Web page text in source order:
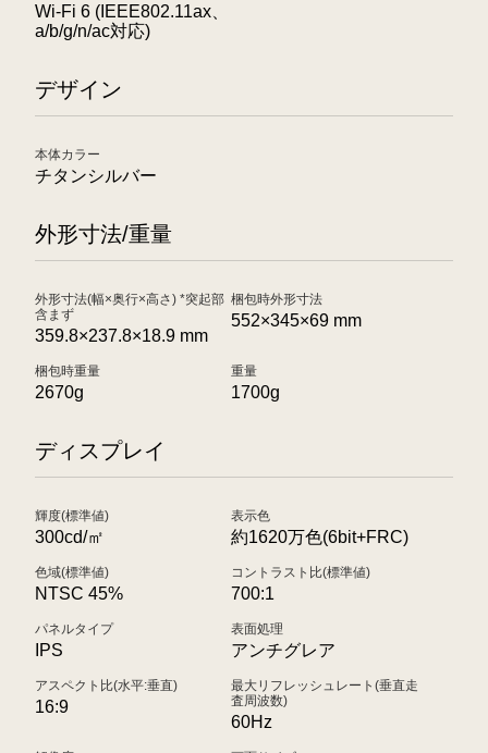
Wi-Fi 6 (IEEE802.11ax、
a/b/g/n/ac対応)
デザイン
本体カラー
チタンシルバー
外形寸法/重量
外形寸法(幅×奥行×高さ) *突起部
含まず
359.8×237.8×18.9 mm
梱包時外形寸法
552×345×69 mm
梱包時重量
2670g
重量
1700g
ディスプレイ
輝度(標準値)
300cd/㎡
表示色
約1620万色(6bit+FRC)
色域(標準値)
NTSC 45%
コントラスト比(標準値)
700:1
パネルタイプ
IPS
表面処理
アンチグレア
アスペクト比(水平:垂直)
16:9
最大リフレッシュレート(垂直走
査周波数)
60Hz